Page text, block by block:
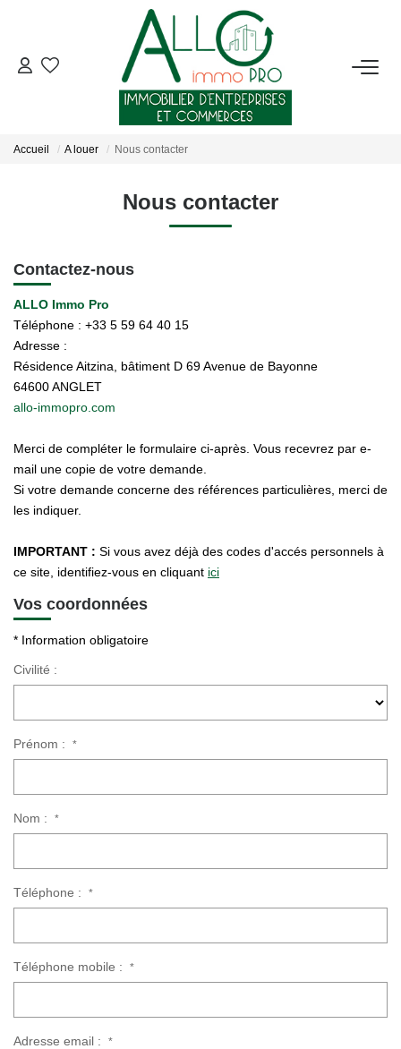
ACHETER
LOUER
NOTRE AGENCE
CONTACT
Accueil A louer Nous contacter
Nous contacter
Contactez-nous
ALLO Immo Pro
Téléphone : +33 5 59 64 40 15
Adresse :
Résidence Aitzina, bâtiment D 69 Avenue de Bayonne
64600ANGLET
allo-immopro.com
Merci de compléter le formulaire ci-après. Vous recevrez par e-
mail une copie de votre demande.
Si votre demande concerne des références particulières, merci de
les indiquer.
IMPORTANT : Si vous avez déjà des codes d'accés personnels à
ce site, identifiez-vous en cliquant ici
Vos coordonnées
* Information obligatoire
Civilité :
Prénom : *
Nom : *
Téléphone : *
Téléphone mobile : *
Adresse email : *